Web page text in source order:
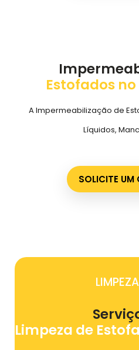
Estofados
A Impermeabilização de
Líquidos,
SOLICITE UM
Limpeza de